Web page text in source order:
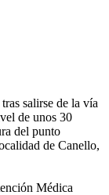
salirse de la vía
de unos 30
del punto
de Canello,
Médica